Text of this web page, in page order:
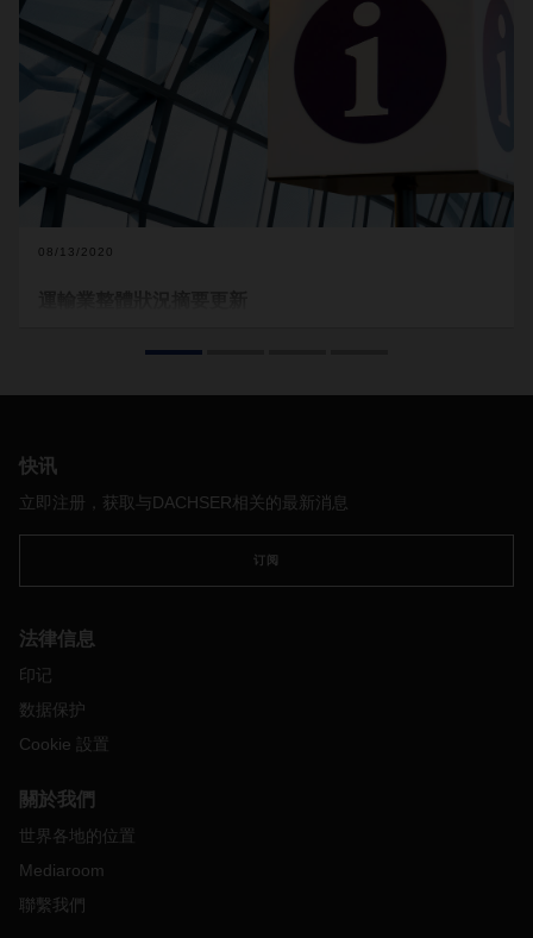
08/13/2020
們想請客戶與收貨人共同自行確認每一項規定，例如關閉、更
改營業時間等。我們密切注意著新冠肺炎疫情的進一步發展，
若您對此有任何疑問，請與您所對應的DACHSER分支據點的
快讯
立即注册，获取与DACHSER相关的最新消息
订阅
法律信息
印记
数据保护
Cookie 設置
關於我們
世界各地的位置
Mediaroom
聯繫我們